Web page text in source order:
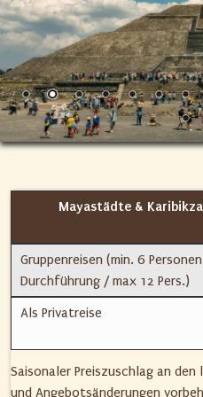
Mayastädte &
Gruppenreisen (min. 6
Durchführung / max 12 Pers.)
Als Privatreise
Saisonaler Preiszuschlag an
und Angebotsänderungen